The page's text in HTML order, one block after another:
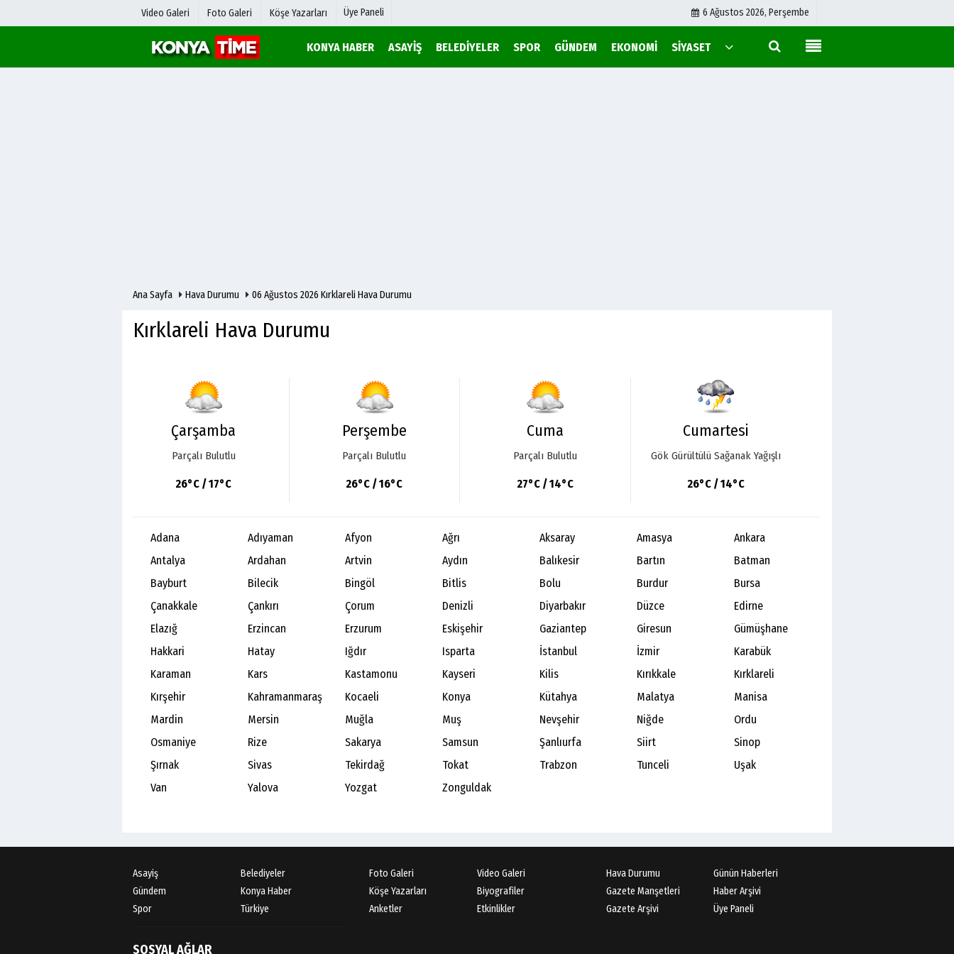
Video Galeri Foto Galeri Köşe Yazarları Üye Paneli 6 Ağustos 2026, Perşembe
KONYA HABER ASAYIŞ BELEDIYELER SPOR GÜNDEM EKONOMI SIYASET
Ana Sayfa Hava Durumu 06 Ağustos 2026 Kırklareli Hava Durumu
Kırklareli Hava Durumu
Çarşamba
Parçalı Bulutlu
26°C / 17°C
Perşembe
Parçalı Bulutlu
26°C / 16°C
Cuma
Parçalı Bulutlu
27°C / 14°C
Cumartesi
Gök Gürültülü Sağanak Yağışlı
26°C / 14°C
Adana Adıyaman Afyon Ağrı Aksaray Amasya
Ankara
Antalya
Ardahan Artvin Aydın Balıkesir Bartın
Batman
Bayburt
Bilecik Bingöl Bitlis Bolu Burdur
Bursa
Çanakkale
Çankırı Çorum Denizli Diyarbakır Düzce
Edirne
Elazığ
Erzincan Erzurum Eskişehir Gaziantep Giresun
Gümüşhane
Hakkari
Hatay Iğdır Isparta İstanbul İzmir
Karabük
Karaman
Kars Kastamonu Kayseri Kilis Kırıkkale
Kırklareli
Kırşehir
Kahramanmaraş Kocaeli Konya Kütahya Malatya
Manisa
Mardin
Mersin Muğla Muş Nevşehir Niğde
Ordu
Osmaniye
Rize Sakarya Samsun Şanlıurfa Siirt
Sinop
Şırnak
Sivas Tekirdağ Tokat Trabzon Tunceli
Uşak
Van
Yalova Yozgat Zonguldak
Asayiş
Belediyeler
Gündem
Konya Haber
Spor
Türkiye
SOSYAL AĞLAR
Foto Galeri
Video Galeri
Köşe Yazarları
Biyografiler
Anketler
Etkinlikler
Hava Durumu
Günün Haberleri
Gazete Manşetleri
Haber Arşivi
Gazete Arşivi
Üye Paneli